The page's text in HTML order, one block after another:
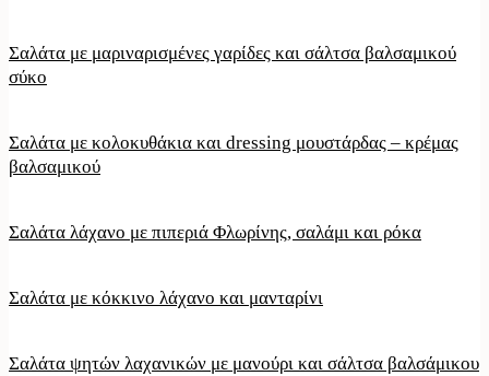
Σαλάτα με μαριναρισμένες γαρίδες και σάλτσα βαλσαμικού
σύκο
Σαλάτα με κολοκυθάκια και dressing μουστάρδας – κρέμας
βαλσαμικού
Σαλάτα λάχανο με πιπεριά Φλωρίνης, σαλάμι και ρόκα
Σαλάτα με κόκκινο λάχανο και μανταρίνι
Σαλάτα ψητών λαχανικών με μανούρι και σάλτσα βαλσάμικου